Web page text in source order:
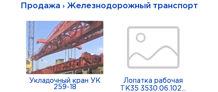
Продажа › Железнодорожный транспорт
Укладочный кран УК
259-18
Лопатка рабочая
ТК35 3530.06.102